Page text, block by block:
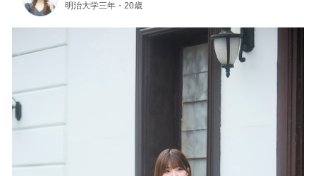
明治大学三年・20歳